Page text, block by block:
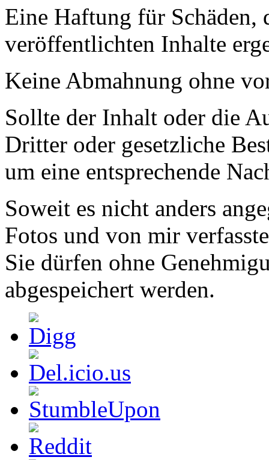
Eine Haftung für Schäden,
veröffentlichten Inhalte
Keine Abmahnung ohne
Sollte der Inhalt oder die
Dritter oder gesetzliche
um eine entsprechende
Soweit es nicht anders
Fotos und von mir
Sie dürfen ohne
abgespeichert werden.